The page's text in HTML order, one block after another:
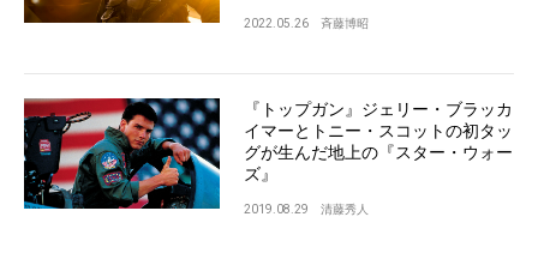
2022.05.26 斉藤博昭
『トップガン』ジェリー・ブラッカ
イマーとトニー・スコットの初タッ
グが生んだ地上の『スター・ウォー
ズ』
2019.08.29 清藤秀人